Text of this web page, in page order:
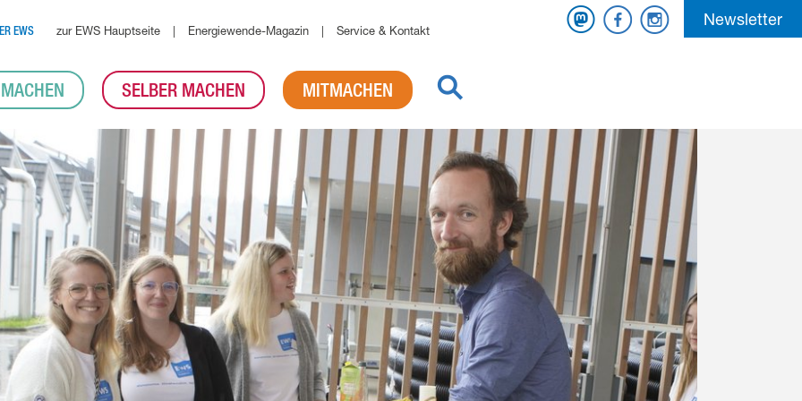
EWS zur EWS Hauptseite Energiewende-Magazin Service & Kontakt
MastodonFacebookInstagramNewsletter
SELBER MACHEN MITMACHEN Suche